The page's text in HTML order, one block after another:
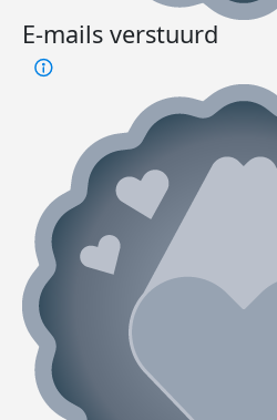
E-mails verstuurd